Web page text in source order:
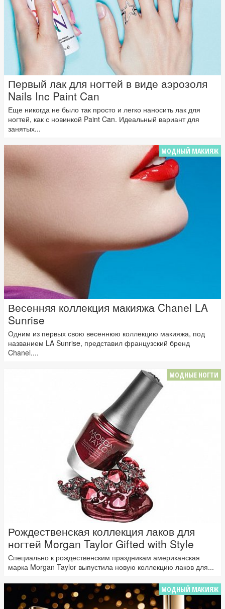
Первый лак для ногтей в виде аэрозоля
Nails Inc Paint Can
Еще никогда не было так просто и легко наносить лак для
ногтей, как с новинкой Paint Can. Идеальный вариант для
занятых...
МОДНЫЙ МАКИЯЖ
Весенняя коллекция макияжа Chanel LA
Sunrise
Одним из первых свою весеннюю коллекцию макияжа, под
названием LA Sunrise, представил французский бренд
Chanel....
МОДНЫЕ НОГТИ
Рождественская коллекция лаков для
ногтей Morgan Taylor Gifted with Style
Специально к рождественским праздникам американская
марка Morgan Taylor выпустила новую коллекцию лаков для...
МОДНЫЙ МАКИЯЖ